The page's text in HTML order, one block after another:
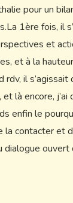
pour un
1ère fois, il
et
et à la
il s’agissait
là encore, j’ai
enfin le
la contacter et
dialogue